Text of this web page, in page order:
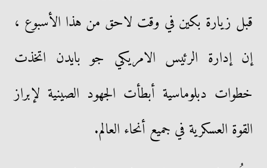
قبل زيارة بكين في وقت لاحق من هذا الأسبوع ،
إن إدارة الرئيس الامريكي جو بايدن اتخذت
خطوات دبلوماسية أبطأت الجهود الصينية لإبراز
القوة العسكرية في جميع أنحاء العالم.